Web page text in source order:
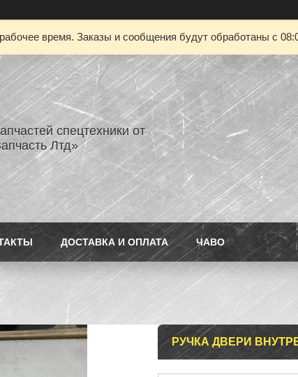
время. Заказы и сообщения будут обработаны с
спецтехники от
Лтд»
ДОСТАВКА И ОПЛАТА ЧАВО
РУЧКА ДВЕРИ